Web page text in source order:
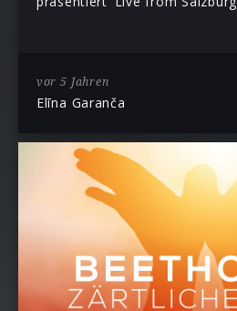
vor 5 Jahren
Elīna Garanča